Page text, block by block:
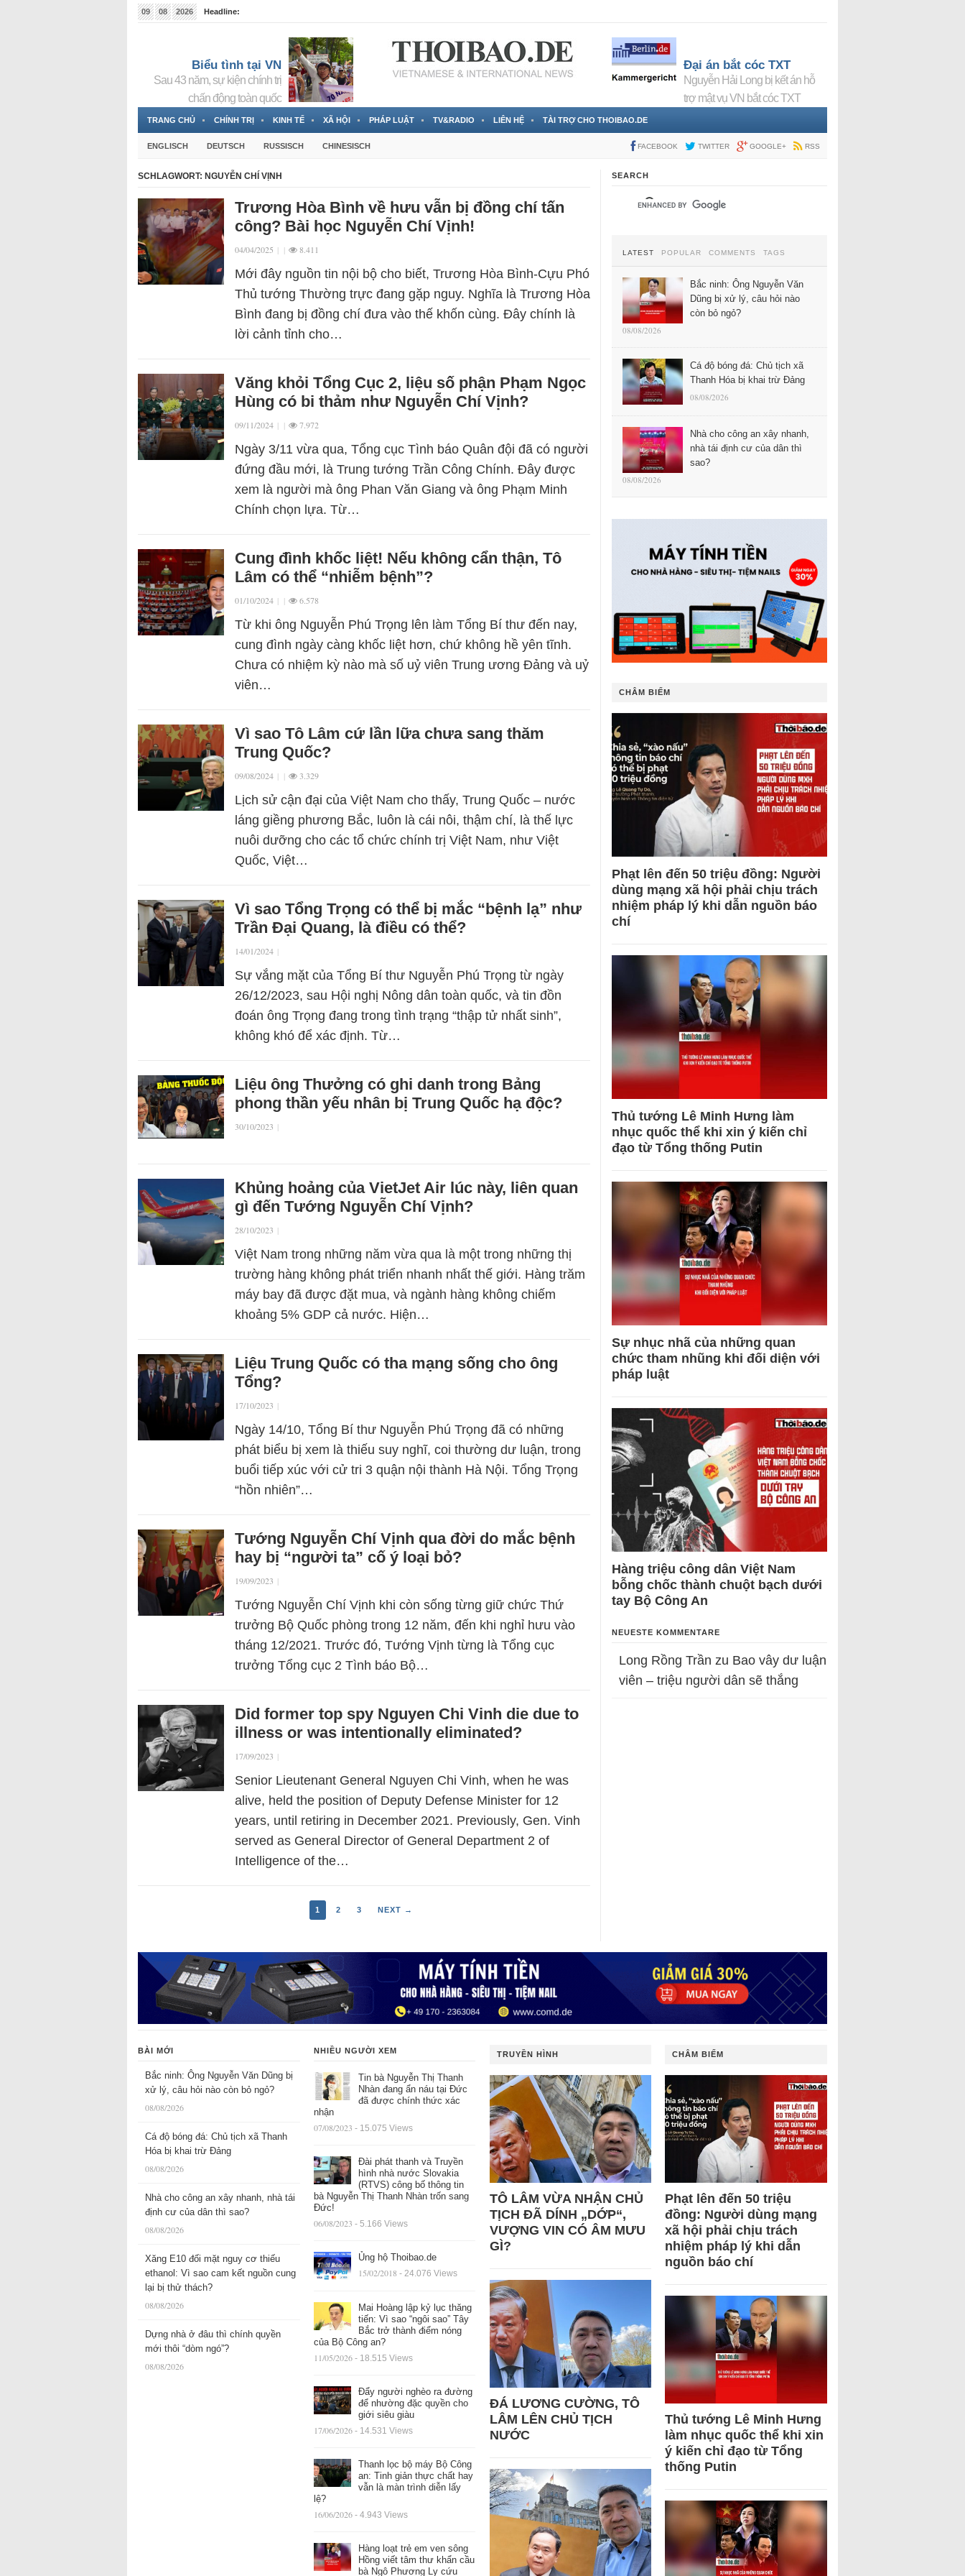
09 08 2026
Headline:
Biểu tình tại VN
Sau 43 năm, sự kiện chính trị
chấn động toàn quốc
Đại án bắt cóc TXT
Nguyễn Hải Long bị kết án hỗ
trợ mật vụ VN bắt cóc TXT
TRANG CHỦ CHÍNH TRỊ KINH TẾ XÃ HỘI PHÁP LUẬT TV&RADIO LIÊN HỆ TÀI TRỢ CHO THOIBAO.DE
ENGLISCH DEUTSCH RUSSISCH CHINESISCH FACEBOOK TWITTER GOOGLE+ RSS
SCHLAGWORT: NGUYỄN CHÍ VỊNH
Trương Hòa Bình về hưu vẫn bị đồng chí tấn
công? Bài học Nguyễn Chí Vịnh!
04/04/2025 | | 8.411
Mới đây nguồn tin nội bộ cho biết, Trương Hòa Bình-Cựu Phó
Thủ tướng Thường trực đang gặp nguy. Nghĩa là Trương Hòa
Bình đang bị đồng chí đưa vào thế khốn cùng. Đây chính là
lời cảnh tỉnh cho…
Văng khỏi Tổng Cục 2, liệu số phận Phạm Ngọc
Hùng có bi thảm như Nguyễn Chí Vịnh?
09/11/2024 | | 7.972
Ngày 3/11 vừa qua, Tổng cục Tình báo Quân đội đã có người
đứng đầu mới, là Trung tướng Trần Công Chính. Đây được
xem là người mà ông Phan Văn Giang và ông Phạm Minh
Chính chọn lựa. Từ…
Cung đình khốc liệt! Nếu không cẩn thận, Tô
Lâm có thể “nhiễm bệnh”?
01/10/2024 | | 6.578
Từ khi ông Nguyễn Phú Trọng lên làm Tổng Bí thư đến nay,
cung đình ngày càng khốc liệt hơn, chứ không hề yên tĩnh.
Chưa có nhiệm kỳ nào mà số uỷ viên Trung ương Đảng và uỷ
viên…
Vì sao Tô Lâm cứ lần lữa chưa sang thăm
Trung Quốc?
09/08/2024 | | 3.329
Lịch sử cận đại của Việt Nam cho thấy, Trung Quốc – nước
láng giềng phương Bắc, luôn là cái nôi, thậm chí, là thế lực
nuôi dưỡng cho các tổ chức chính trị Việt Nam, như Việt
Quốc, Việt…
Vì sao Tổng Trọng có thể bị mắc “bệnh lạ” như
Trần Đại Quang, là điều có thể?
14/01/2024 |
Sự vắng mặt của Tổng Bí thư Nguyễn Phú Trọng từ ngày
26/12/2023, sau Hội nghị Nông dân toàn quốc, và tin đồn
đoán ông Trọng đang trong tình trạng “thập tử nhất sinh”,
không khó để xác định. Từ…
Liệu ông Thưởng có ghi danh trong Bảng
phong thần yếu nhân bị Trung Quốc hạ độc?
30/10/2023 |
Khủng hoảng của VietJet Air lúc này, liên quan
gì đến Tướng Nguyễn Chí Vịnh?
28/10/2023 |
Việt Nam trong những năm vừa qua là một trong những thị
trường hàng không phát triển nhanh nhất thế giới. Hàng trăm
máy bay đã được đặt mua, và ngành hàng không chiếm
khoảng 5% GDP cả nước. Hiện…
Liệu Trung Quốc có tha mạng sống cho ông
Tổng?
17/10/2023 |
Ngày 14/10, Tổng Bí thư Nguyễn Phú Trọng đã có những
phát biểu bị xem là thiếu suy nghĩ, coi thường dư luận, trong
buổi tiếp xúc với cử tri 3 quận nội thành Hà Nội. Tổng Trọng
“hồn nhiên”…
Tướng Nguyễn Chí Vịnh qua đời do mắc bệnh
hay bị “người ta” cố ý loại bỏ?
19/09/2023 |
Tướng Nguyễn Chí Vịnh khi còn sống từng giữ chức Thứ
trưởng Bộ Quốc phòng trong 12 năm, đến khi nghỉ hưu vào
tháng 12/2021. Trước đó, Tướng Vịnh từng là Tổng cục
trưởng Tổng cục 2 Tình báo Bộ…
Did former top spy Nguyen Chi Vinh die due to
illness or was intentionally eliminated?
17/09/2023 |
Senior Lieutenant General Nguyen Chi Vinh, when he was
alive, held the position of Deputy Defense Minister for 12
years, until retiring in December 2021. Previously, Gen. Vinh
served as General Director of General Department 2 of
Intelligence of the…
1 2 3 NEXT →
SEARCH
LATEST POPULAR COMMENTS TAGS
Bắc ninh: Ông Nguyễn Văn
Dũng bị xử lý, câu hỏi nào
còn bỏ ngỏ?
08/08/2026
Cá độ bóng đá: Chủ tịch xã
Thanh Hóa bị khai trừ Đảng
08/08/2026
Nhà cho công an xây nhanh,
nhà tái định cư của dân thì
sao?
08/08/2026
CHÂM BIẾM
Phạt lên đến 50 triệu đồng: Người
dùng mạng xã hội phải chịu trách
nhiệm pháp lý khi dẫn nguồn báo
chí
Thủ tướng Lê Minh Hưng làm
nhục quốc thể khi xin ý kiến chỉ
đạo từ Tổng thống Putin
Sự nhục nhã của những quan
chức tham nhũng khi đối diện với
pháp luật
Hàng triệu công dân Việt Nam
bỗng chốc thành chuột bạch dưới
tay Bộ Công An
NEUESTE KOMMENTARE
Long Rồng Trần zu Bao vây dư luận
viên – triệu người dân sẽ thắng
BÀI MỚI
Bắc ninh: Ông Nguyễn Văn Dũng bị
xử lý, câu hỏi nào còn bỏ ngỏ?
08/08/2026
Cá độ bóng đá: Chủ tịch xã Thanh
Hóa bị khai trừ Đảng
08/08/2026
Nhà cho công an xây nhanh, nhà tái
định cư của dân thì sao?
08/08/2026
Xăng E10 đối mặt nguy cơ thiếu
ethanol: Vì sao cam kết nguồn cung
lại bị thử thách?
08/08/2026
Dựng nhà ở đâu thì chính quyền
mới thôi “dòm ngó”?
08/08/2026
NHIỀU NGƯỜI XEM
Tin bà Nguyễn Thị Thanh
Nhàn đang ẩn náu tại Đức
đã được chính thức xác
nhận
07/08/2023 - 15.075 Views
Đài phát thanh và Truyền
hình nhà nước Slovakia
(RTVS) công bố thông tin
bà Nguyễn Thị Thanh Nhàn trốn sang
Đức!
06/08/2023 - 5.166 Views
Ủng hộ Thoibao.de
15/02/2018 - 24.076 Views
Mai Hoàng lập kỷ lục thăng
tiến: Vì sao “ngôi sao” Tây
Bắc trở thành điểm nóng
của Bộ Công an?
11/05/2026 - 18.515 Views
Đẩy người nghèo ra đường
để nhường đặc quyền cho
giới siêu giàu
17/06/2026 - 14.531 Views
Thanh lọc bộ máy Bộ Công
an: Tinh giản thực chất hay
vẫn là màn trình diễn lấy
lệ?
16/06/2026 - 4.943 Views
Hàng loạt trẻ em ven sông
Hồng viết tâm thư khẩn cầu
bà Ngô Phương Ly cứu
TRUYỀN HÌNH
TÔ LÂM VỪA NHẬN CHỦ
TỊCH ĐÃ DÍNH „DỚP“,
VƯỢNG VIN CÓ ÂM MƯU
GÌ?
ĐÁ LƯƠNG CƯỜNG, TÔ
LÂM LÊN CHỦ TỊCH
NƯỚC
CHÂM BIẾM
Phạt lên đến 50 triệu
đồng: Người dùng mạng
xã hội phải chịu trách
nhiệm pháp lý khi dẫn
nguồn báo chí
Thủ tướng Lê Minh Hưng
làm nhục quốc thể khi xin
ý kiến chỉ đạo từ Tổng
thống Putin